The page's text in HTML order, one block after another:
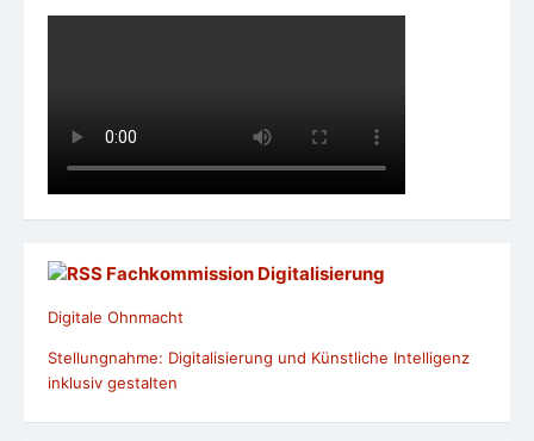
Fachkommission Digitalisierung
Digitale Ohnmacht
Stellungnahme: Digitalisierung und Künstliche Intelligenz
inklusiv gestalten